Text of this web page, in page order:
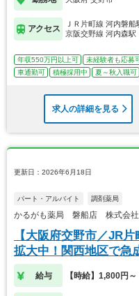
アクセス
ＪＲ片町線 河内磐船
京阪交野線 河内森駅
年収550万円以上可 未経験者も応募
車通勤可
積極採用中 夏～秋入職可
求人の詳細を見る
更新日：2026年6月18日
パート・アルバイト 調剤薬局
かるがも薬局 磐船店 株式会社
【大阪府交野市／JR
拡大中！関西地区で急
給与 【時給】1,800円～